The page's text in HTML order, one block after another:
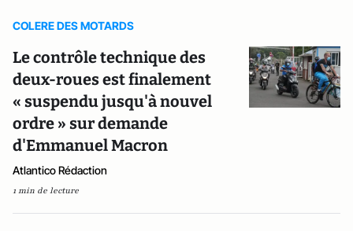
COLERE DES MOTARDS
Le contrôle technique des
deux-roues est finalement
« suspendu jusqu'à nouvel
ordre » sur demande
d'Emmanuel Macron
Atlantico Rédaction
1 min de lecture